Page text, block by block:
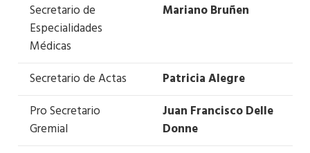
Secretario de
Especialidades
Médicas
Mariano Bruñen
Secretario de Actas
Patricia Alegre
Pro Secretario
Gremial
Juan Francisco Delle
Donne